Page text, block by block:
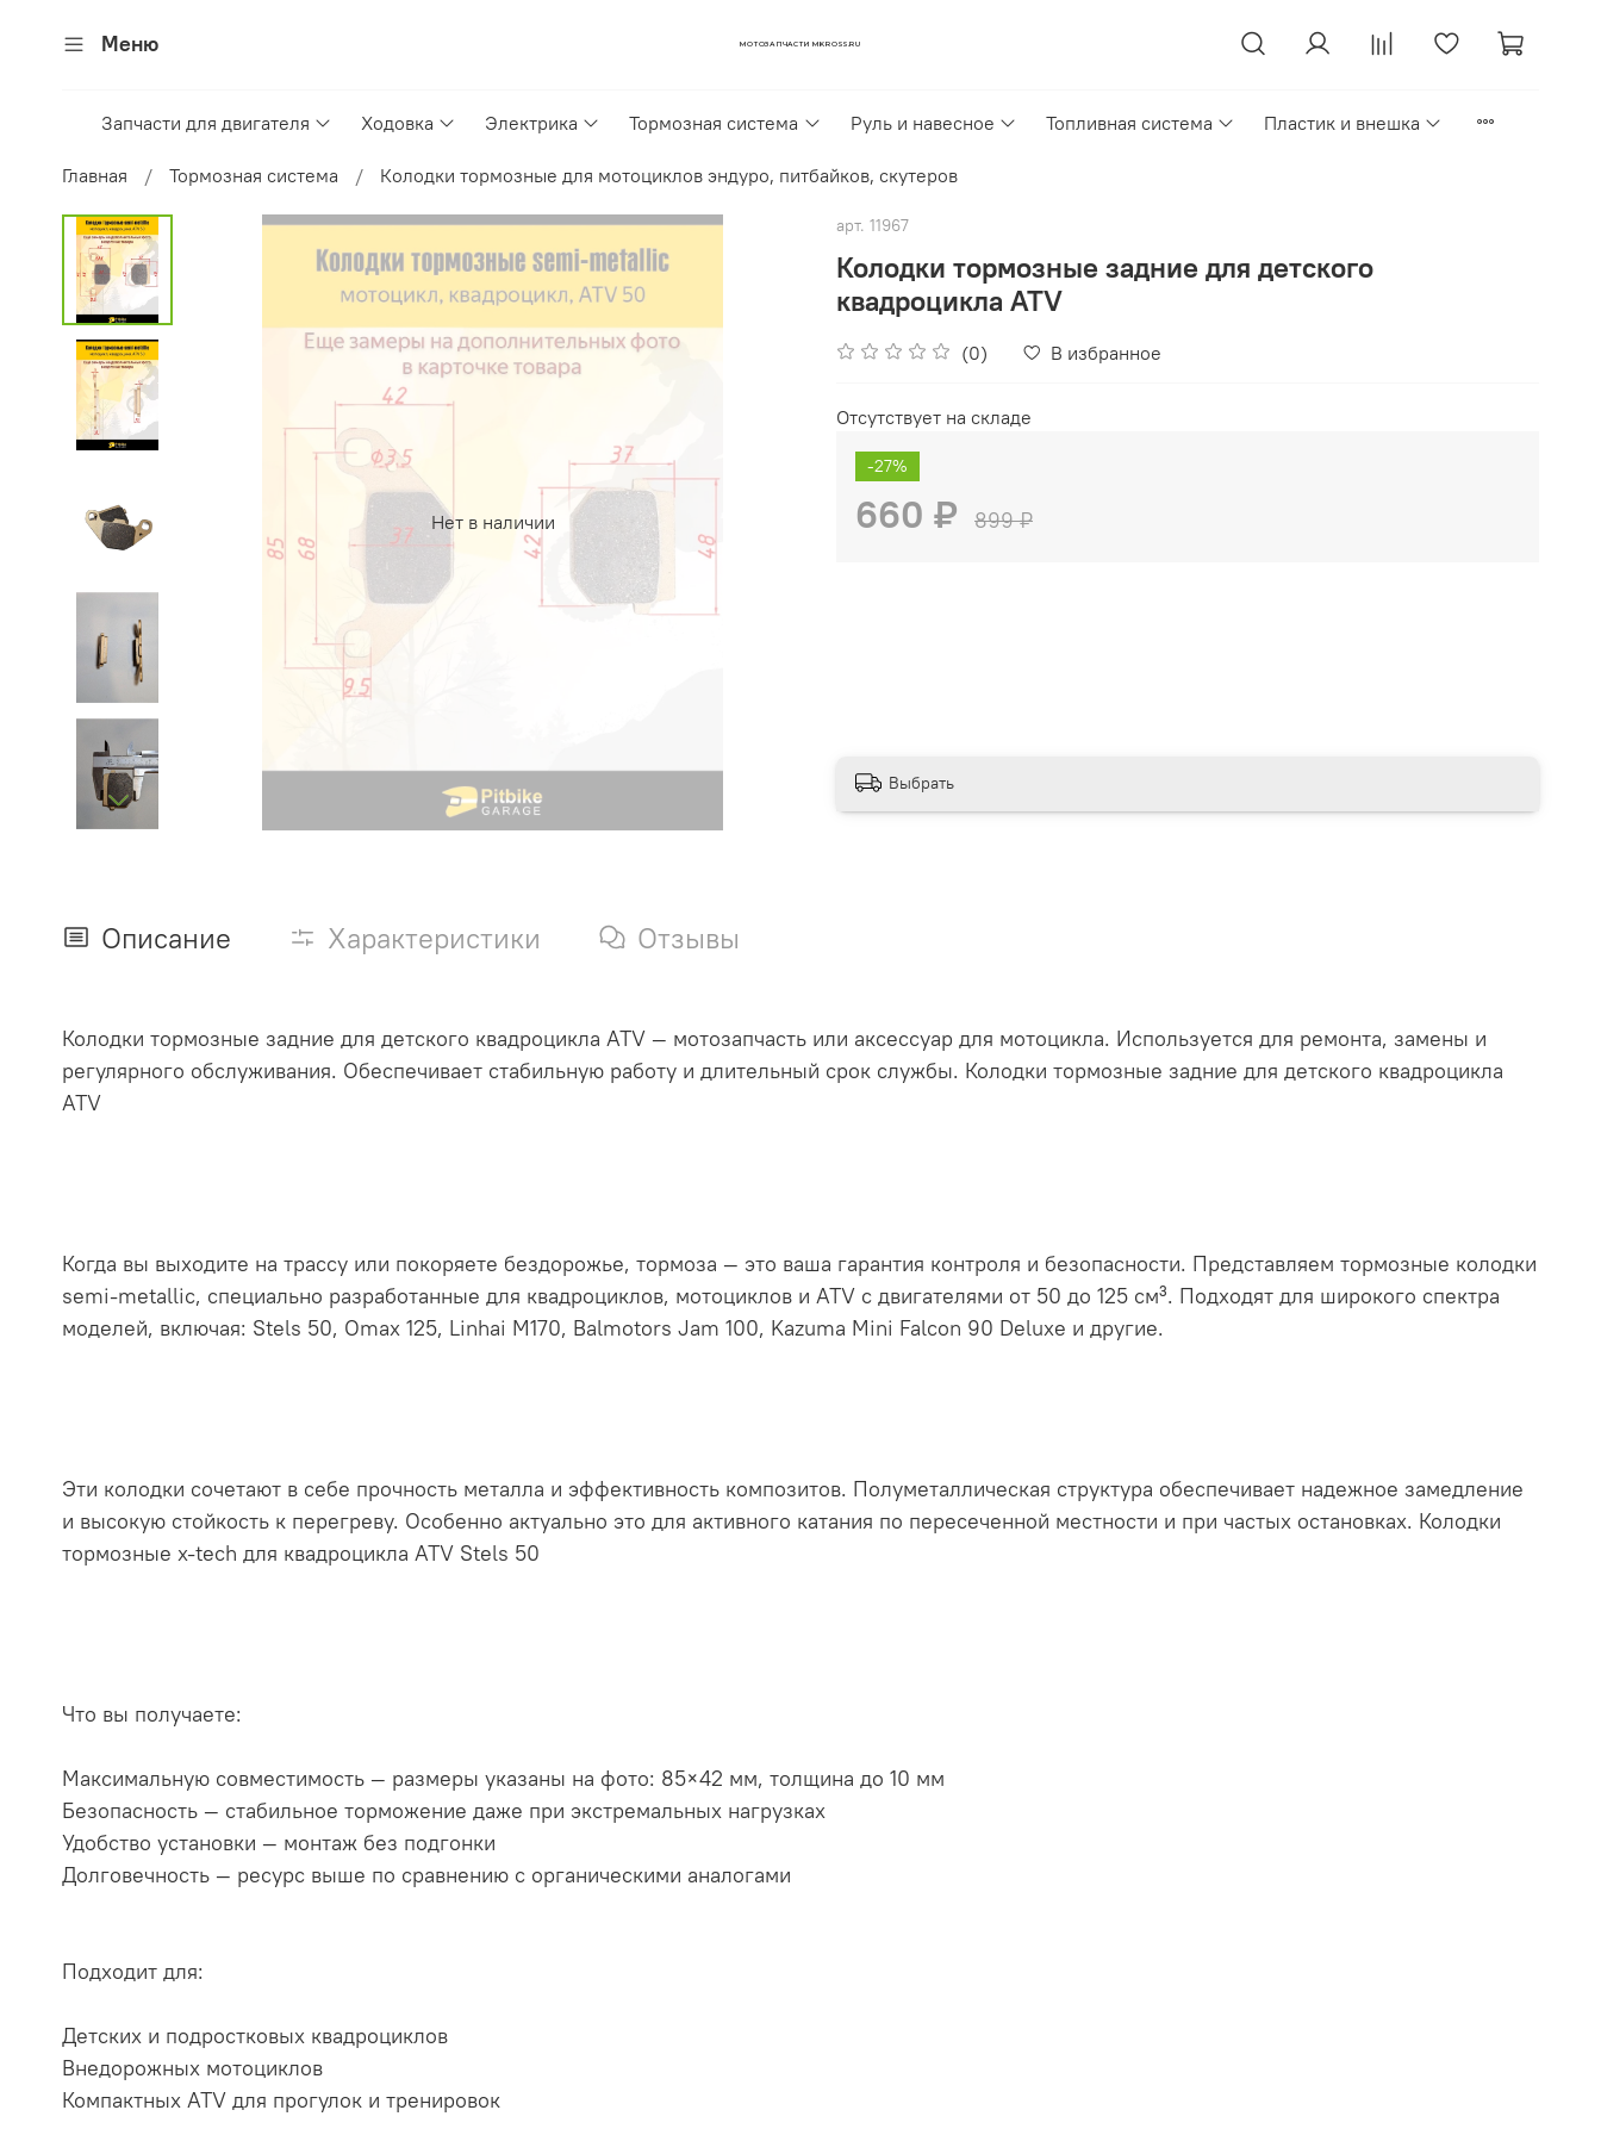
Меню МОТОЗАПЧАСТИ MKROSS.RU
Запчасти для двигателя Ходовка Электрика Тормозная система Руль и навесное Топливная система Пластик и внешка
Главная Тормозная система Колодки тормозные для мотоциклов эндуро, питбайков, скутеров
Нет в наличии
арт. 11967
Колодки тормозные задние для детского
квадроцикла ATV
(0) В избранное
Отсутствует на складе
-27%
660 ₽ 899 ₽
Выбрать
Описание Характеристики Отзывы
Колодки тормозные задние для детского квадроцикла ATV — мотозапчасть или аксессуар для мотоцикла. Используется для ремонта, замены и
регулярного обслуживания. Обеспечивает стабильную работу и длительный срок службы. Колодки тормозные задние для детского квадроцикла
ATV
Когда вы выходите на трассу или покоряете бездорожье, тормоза — это ваша гарантия контроля и безопасности. Представляем тормозные колодки
semi-metallic, специально разработанные для квадроциклов, мотоциклов и ATV с двигателями от 50 до 125 см³. Подходят для широкого спектра
моделей, включая: Stels 50, Omax 125, Linhai M170, Balmotors Jam 100, Kazuma Mini Falcon 90 Deluxe и другие.
Эти колодки сочетают в себе прочность металла и эффективность композитов. Полуметаллическая структура обеспечивает надежное замедление
и высокую стойкость к перегреву. Особенно актуально это для активного катания по пересеченной местности и при частых остановках. Колодки
тормозные x-tech для квадроцикла ATV Stels 50
Что вы получаете:
Максимальную совместимость — размеры указаны на фото: 85×42 мм, толщина до 10 мм
Безопасность — стабильное торможение даже при экстремальных нагрузках
Удобство установки — монтаж без подгонки
Долговечность — ресурс выше по сравнению с органическими аналогами
Подходит для:
Детских и подростковых квадроциклов
Внедорожных мотоциклов
Компактных ATV для прогулок и тренировок